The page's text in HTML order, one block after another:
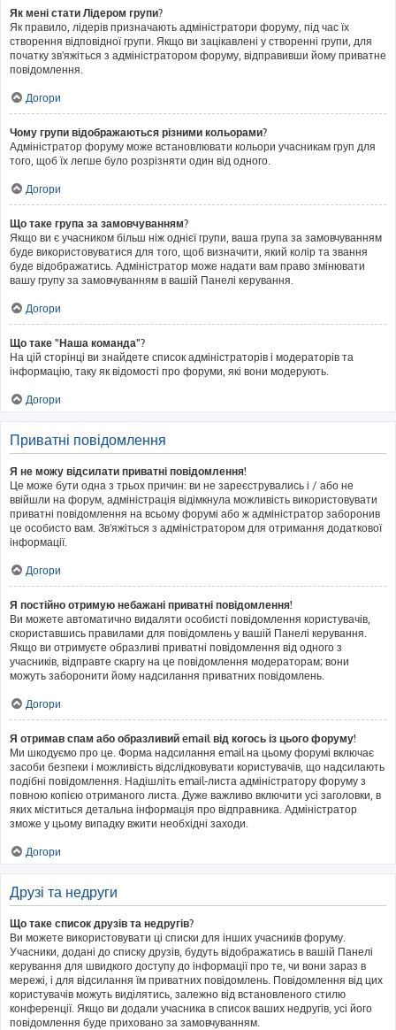
Як мені стати Лідером групи?
Як правило, лідерів призначають адміністратори форуму, під час їх
створення відповідної групи. Якщо ви зацікавлені у створенні групи, для
початку зв'яжіться з адміністратором форуму, відправивши йому приватне
повідомлення.
Догори
Чому групи відображаються різними кольорами?
Адміністратор форуму може встановлювати кольори учасникам груп для
того, щоб їх легше було розрізняти один від одного.
Догори
Що таке група за замовчуванням?
Якщо ви є учасником більш ніж однієї групи, ваша група за замовчуванням
буде використовуватися для того, щоб визначити, який колір та звання
буде відображатись. Адміністратор може надати вам право змінювати
вашу групу за замовчуванням в вашій Панелі керування.
Догори
Що таке "Наша команда"?
На цій сторінці ви знайдете список адміністраторів і модераторів та
інформацію, таку як відомості про форуми, які вони модерують.
Догори
Приватні повідомлення
Я не можу відсилати приватні повідомлення!
Це може бути одна з трьох причин: ви не зареєструвались і / або не
ввійшли на форум, адміністрація відімкнула можливість використовувати
приватні повідомлення на всьому форумі або ж адміністратор заборонив
це особисто вам. Зв'яжіться з адміністратором для отримання додаткової
інформації.
Догори
Я постійно отримую небажані приватні повідомлення!
Ви можете автоматично видаляти особисті повідомлення користувачів,
скориставшись правилами для повідомлень у вашій Панелі керування.
Якщо ви отримуєте образливі приватні повідомлення від одного з
учасників, відправте скаргу на це повідомлення модераторам; вони
можуть заборонити йому надсилання приватних повідомлень.
Догори
Я отримав спам або образливий email від когось із цього форуму!
Ми шкодуємо про це. Форма надсилання email на цьому форумі включає
засоби безпеки і можливість відслідковувати користувачів, що надсилають
подібні повідомлення. Надішліть email-листа адміністратору форуму з
повною копією отриманого листа. Дуже важливо включити усі заголовки, в
яких міститься детальна інформація про відправника. Адміністратор
зможе у цьому випадку вжити необхідні заходи.
Догори
Друзі та недруги
Що таке список друзів та недругів?
Ви можете використовувати ці списки для інших учасників форуму.
Учасники, додані до списку друзів, будуть відображатись в вашій Панелі
керування для швидкого доступу до інформації про те, чи вони зараз в
мережі, і для відсилання їм приватних повідомлень. Повідомлення від цих
користувачів можуть виділятись, залежно від встановленого стилю
конференції. Якщо ви додали учасника в список ваших недругів, усі його
повідомлення буде приховано за замовчуванням.